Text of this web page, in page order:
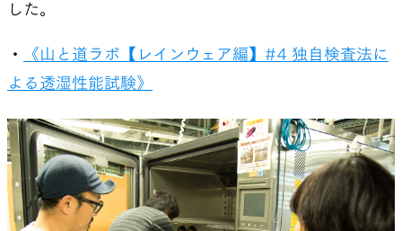
した。
・
《山と道ラボ【レインウェア編】#4 独自検査法に
よる透湿性能試験》